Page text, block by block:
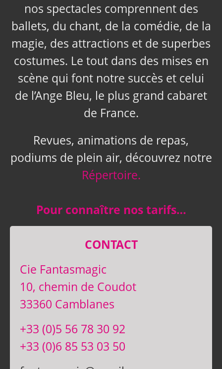
nos spectacles comprennent des
ballets, du chant, de la comédie, de la
magie, des attractions et de superbes
costumes. Le tout dans des mises en
scène qui font notre succès et celui
de l’Ange Bleu, le plus grand cabaret
de France.
Revues, animations de repas,
podiums de plein air, découvrez notre
Répertoire.
Pour connaître nos tarifs…
CONTACT
Cie Fantasmagic
10, chemin de Coudot
33360 Camblanes
+33 (0)5 56 78 30 92
+33 (0)6 85 53 03 50